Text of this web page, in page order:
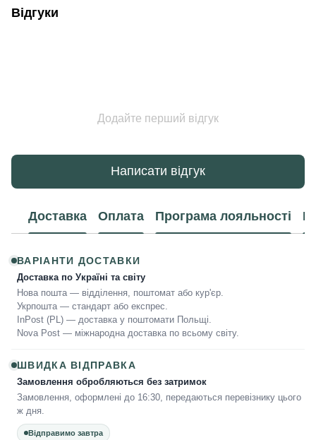
Відгуки
Додайте перший відгук
Написати відгук
Доставка Оплата Програма лояльності
ВАРІАНТИ ДОСТАВКИ
Доставка по Україні та світу
Нова пошта — відділення, поштомат або кур'єр.
Укрпошта — стандарт або експрес.
InPost (PL) — доставка у поштомати Польщі.
Nova Post — міжнародна доставка по всьому світу.
ШВИДКА ВІДПРАВКА
Замовлення обробляються без затримок
Замовлення, оформлені до 16:30, передаються перевізнику цього
ж дня.
Відправимо завтра